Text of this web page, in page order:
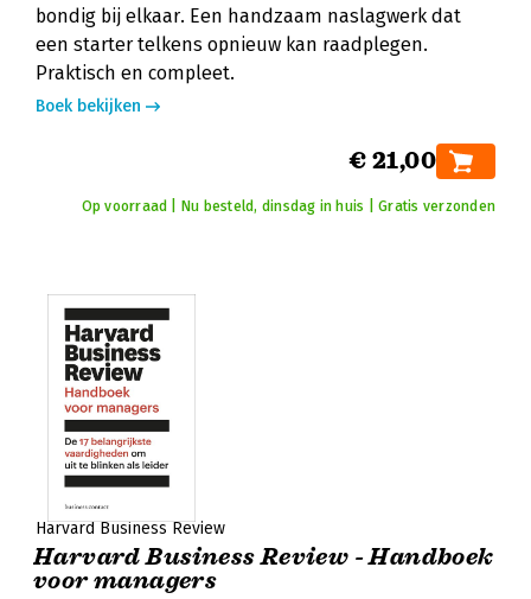
bondig bij elkaar. Een handzaam naslagwerk dat
een starter telkens opnieuw kan raadplegen.
Praktisch en compleet.
Boek bekijken
€ 21,00
Op voorraad | Nu besteld, dinsdag in huis | Gratis verzonden
Harvard Business Review
Harvard Business Review - Handboek
voor managers